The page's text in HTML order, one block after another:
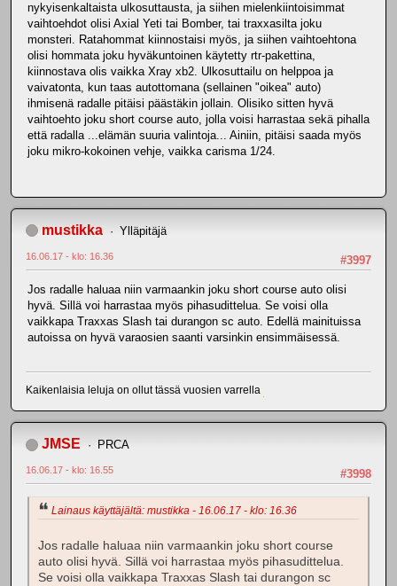
nykyisenkaltaista ulkosuttausta, ja siihen mielenkiintoisimmat
vaihtoehdot olisi Axial Yeti tai Bomber, tai traxxasilta joku
monsteri. Ratahommat kiinnostaisi myös, ja siihen vaihtoehtona
olisi hommata joku hyväkuntoinen käytetty rtr-pakettina,
kiinnostava olis vaikka Xray xb2. Ulkosuttailu on helppoa ja
vaivatonta, kun taas autottomana (sellainen "oikea" auto)
ihmisenä radalle pitäisi päästäkin jollain. Olisiko sitten hyvä
vaihtoehto joku short course auto, jolla voisi harrastaa sekä pihalla
että radalla ...elämän suuria valintoja... Ainiin, pitäisi saada myös
joku mikro-kokoinen vehje, vaikka carisma 1/24.
mustikka Ylläpitäjä
#3997
16.06.17 - klo: 16.36
Jos radalle haluaa niin varmaankin joku short course auto olisi
hyvä. Sillä voi harrastaa myös pihasudittelua. Se voisi olla
vaikkapa Traxxas Slash tai durangon sc auto. Edellä mainituissa
autoissa on hyvä varaosien saanti varsinkin ensimmäisessä.
Kaikenlaisia leluja on ollut tässä vuosien varrella
JMSE PRCA
#3998
16.06.17 - klo: 16.55
Lainaus käyttäjältä: mustikka - 16.06.17 - klo: 16.36
Jos radalle haluaa niin varmaankin joku short course
auto olisi hyvä. Sillä voi harrastaa myös pihasudittelua.
Se voisi olla vaikkapa Traxxas Slash tai durangon sc